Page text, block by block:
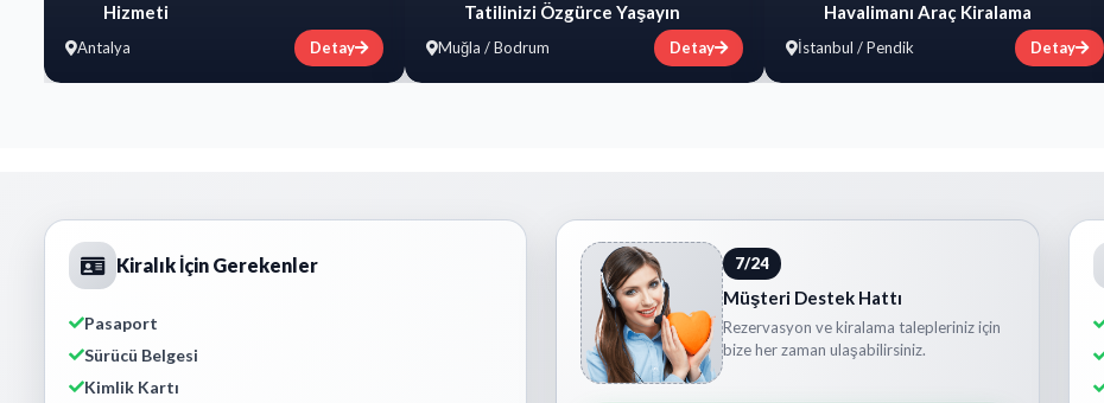
Hizmeti
Antalya Detay
Tatilinizi Özgürce Yaşayın
Muğla / Bodrum Detay
Havalimanı Araç Kiralama
İstanbul / Pendik Detay
Kiralık İçin Gerekenler
Pasaport
Sürücü Belgesi
Kimlik Kartı
7/24
Müşteri Destek Hattı
Rezervasyon ve kiralama talepleriniz için
bize her zaman ulaşabilirsiniz.